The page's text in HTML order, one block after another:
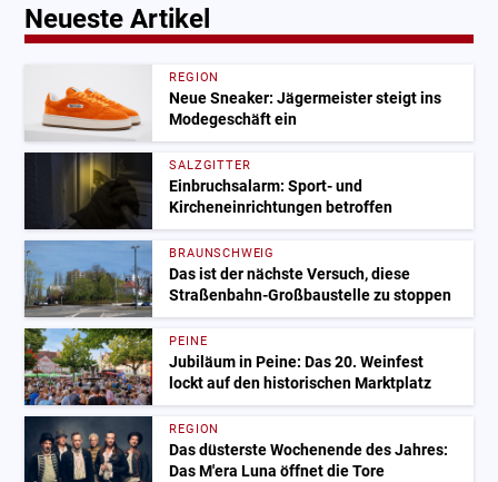
Neueste Artikel
REGION
Neue Sneaker: Jägermeister steigt ins
Modegeschäft ein
SALZGITTER
Einbruchsalarm: Sport- und
Kircheneinrichtungen betroffen
BRAUNSCHWEIG
Das ist der nächste Versuch, diese
Straßenbahn-Großbaustelle zu stoppen
PEINE
Jubiläum in Peine: Das 20. Weinfest
lockt auf den historischen Marktplatz
REGION
Das düsterste Wochenende des Jahres:
Das M'era Luna öffnet die Tore